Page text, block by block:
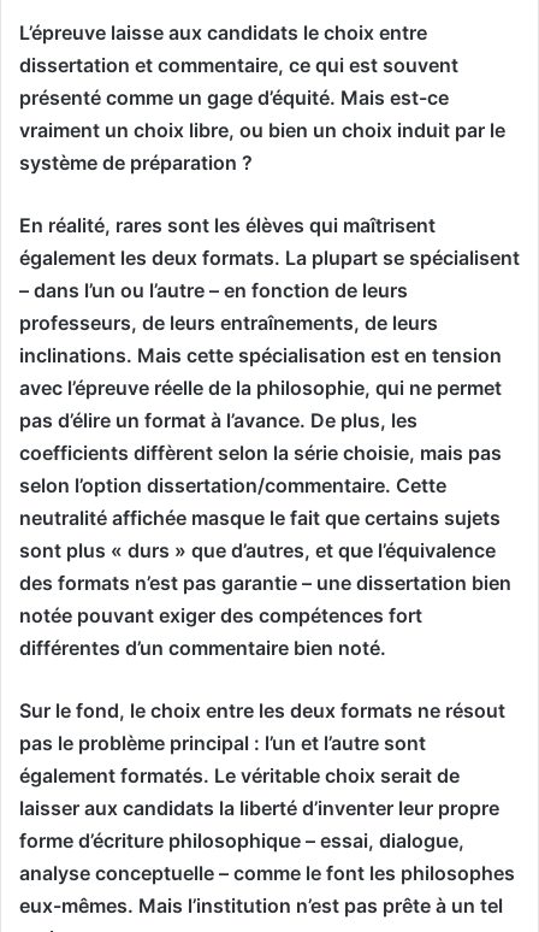
L’épreuve laisse aux candidats le choix entre
dissertation et commentaire, ce qui est souvent
présenté comme un gage d’équité. Mais est-ce
vraiment un choix libre, ou bien un choix induit par le
système de préparation ?
En réalité, rares sont les élèves qui maîtrisent
également les deux formats. La plupart se spécialisent
– dans l’un ou l’autre – en fonction de leurs
professeurs, de leurs entraînements, de leurs
inclinations. Mais cette spécialisation est en tension
avec l’épreuve réelle de la philosophie, qui ne permet
pas d’élire un format à l’avance. De plus, les
coefficients diffèrent selon la série choisie, mais pas
selon l’option dissertation/commentaire. Cette
neutralité affichée masque le fait que certains sujets
sont plus « durs » que d’autres, et que l’équivalence
des formats n’est pas garantie – une dissertation bien
notée pouvant exiger des compétences fort
différentes d’un commentaire bien noté.
Sur le fond, le choix entre les deux formats ne résout
pas le problème principal : l’un et l’autre sont
également formatés. Le véritable choix serait de
laisser aux candidats la liberté d’inventer leur propre
forme d’écriture philosophique – essai, dialogue,
analyse conceptuelle – comme le font les philosophes
eux-mêmes. Mais l’institution n’est pas prête à un tel